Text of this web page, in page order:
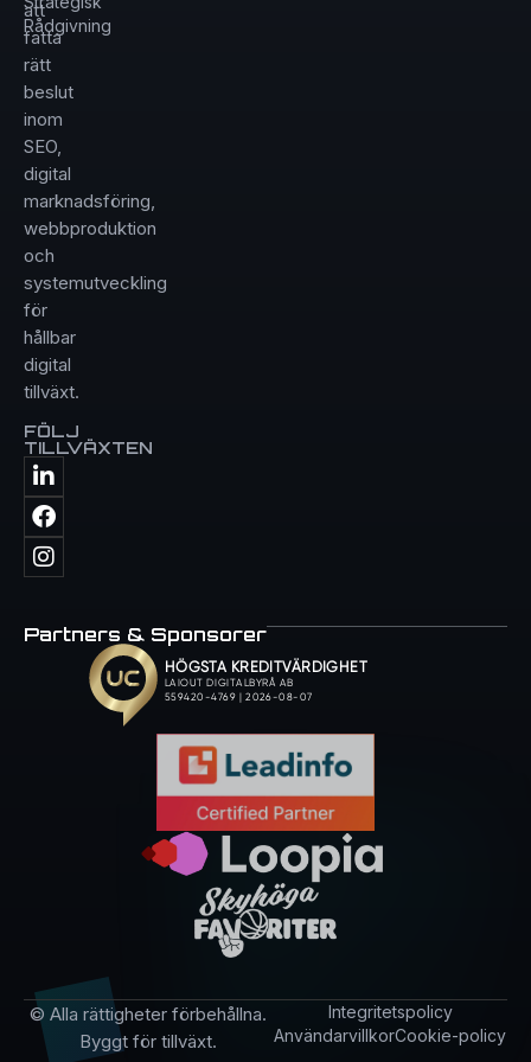
att
fatta
rätt
beslut
inom
SEO,
digital
marknadsföring,
webbproduktion
och
systemutveckling
för
hållbar
digital
tillväxt.
FÖLJ
TILLVÄXTEN
Rådgivning
Partners & Sponsorer
© Alla rättigheter förbehållna.
Byggt för tillväxt.
Integritetspolicy
AnvändarvillkorCookie-policy